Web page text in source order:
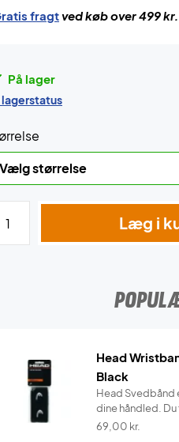
fragtved køb over 499 kr.
På lager
lagerstatus
Læg i
Head
Black
Head Svedbånd
dine håndled. Du
69,00 kr.